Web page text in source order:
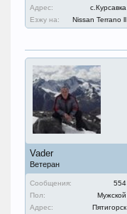
Адрес:
с.Курсавка
Езжу на:
Nissan Terrano ll
Vader
Ветеран
Сообщения:
554
Пол:
Мужской
Адрес:
Пятигорск